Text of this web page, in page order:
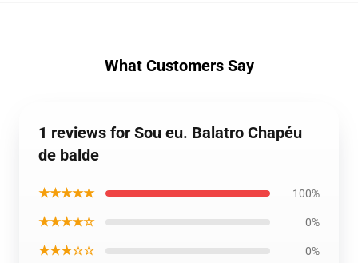
What Customers Say
1 reviews for Sou eu. Balatro Chapéu
de balde
★★★★★ 100%
★★★★☆ 0%
★★★☆☆ 0%